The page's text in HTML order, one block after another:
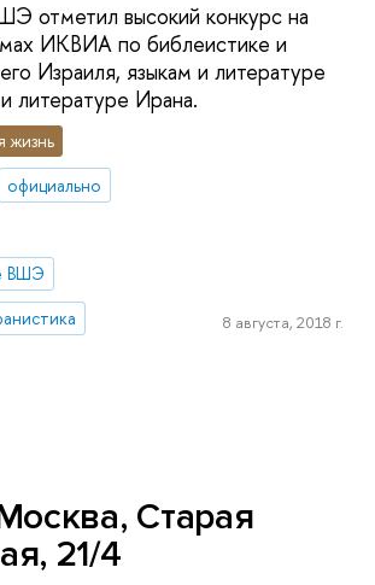
отметил высокий конкурс на
ИКВИА по библеистике и
Израиля, языкам и литературе
литературе Ирана.
жизнь
официально
ВШЭ
8 августа, 2018 г.
Старая
21/4